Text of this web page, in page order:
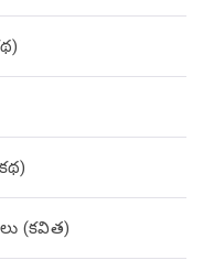
(కవిత)